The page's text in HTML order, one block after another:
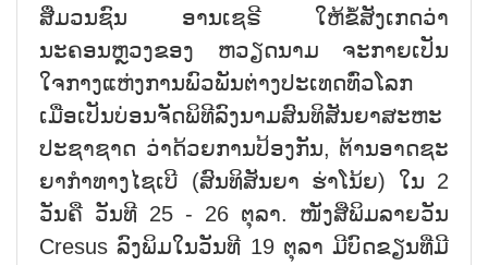
ສື່ມວນຊົນ ອານເຊຣີ ໃຫ້ຂໍ້ສັງເກດວ່າ
ນະຄອນຫຼວງຂອງ ຫວຽດນາມ ຈະກາຍເປັນ
ໃຈກາງແຫ່ງການພົວພັນຕ່າງປະເທດທົ່ວໂລກ
ເມື່ອເປັນບ່ອນຈັດພິທີລົງນາມສົນທິສັນຍາສະຫະ
ປະຊາຊາດ ວ່າດ້ວຍການປ້ອງກັນ, ຕ້ານອາດຊະ
ຍາກຳທາງໄຊເບີ (ສົນທິສັນຍາ ຮ່າໂນ້ຍ) ໃນ 2
ວັນຄື ວັນທີ 25 - 26 ຕຸລາ. ໜັງສືພິມລາຍວັນ
Cresus ລົງພິມໃນວັນທີ 19 ຕຸລາ ມີບົດຂຽນທີ່ມີ